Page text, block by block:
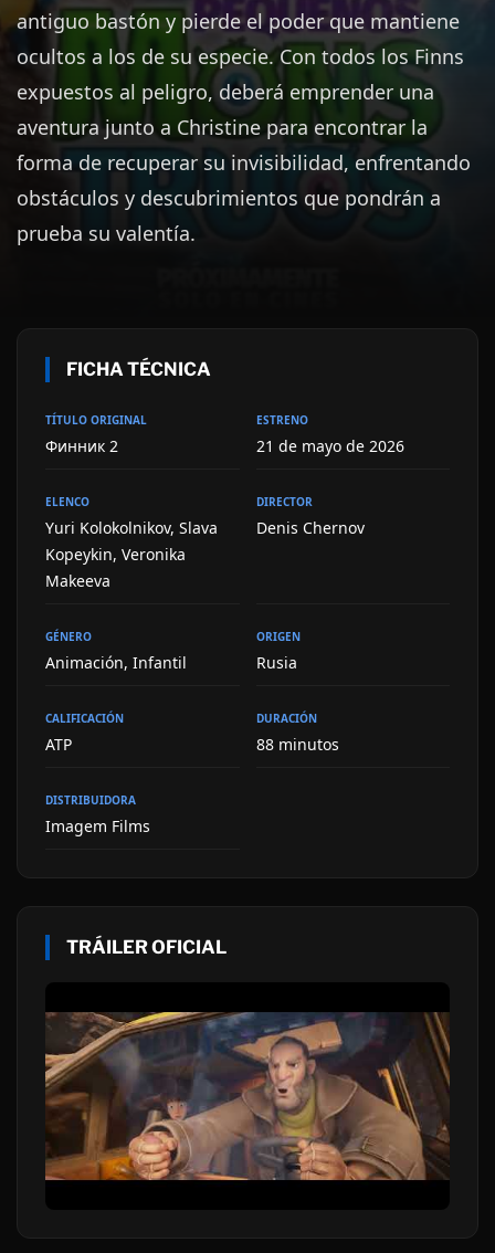
antiguo bastón y pierde el poder que mantiene
ocultos a los de su especie. Con todos los Finns
expuestos al peligro, deberá emprender una
aventura junto a Christine para encontrar la
forma de recuperar su invisibilidad, enfrentando
obstáculos y descubrimientos que pondrán a
prueba su valentía.
FICHA TÉCNICA
TÍTULO ORIGINAL
Финник 2
ESTRENO
21 de mayo de 2026
ELENCO
Yuri Kolokolnikov, Slava
Kopeykin, Veronika
Makeeva
DIRECTOR
Denis Chernov
GÉNERO
Animación, Infantil
ORIGEN
Rusia
CALIFICACIÓN
ATP
DURACIÓN
88 minutos
DISTRIBUIDORA
Imagem Films
TRÁILER OFICIAL